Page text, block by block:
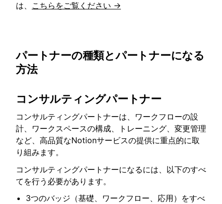
は、 こちらをご覧ください →
パートナーの種類とパートナーになる
方法
コンサルティングパートナー
コンサルティングパートナーは、ワークフローの設
計、ワークスペースの構成、トレーニング、変更管理
など、高品質なNotionサービスの提供に重点的に取
り組みます。
コンサルティングパートナーになるには、以下のすべ
てを行う必要があります。
3つのバッジ（基礎、ワークフロー、応用）をすべ